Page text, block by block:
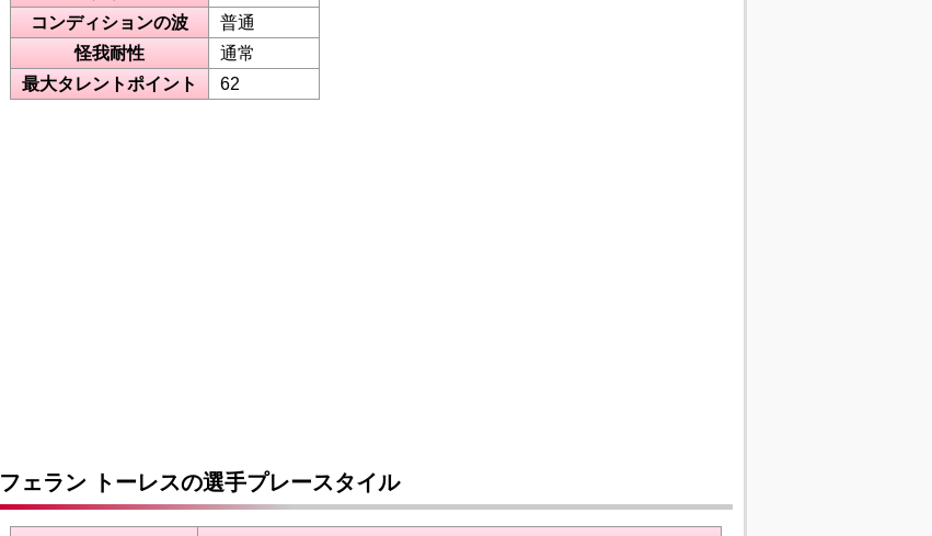
コンディションの波
普通
怪我耐性
通常
最大タレントポイント
62
フェラン トーレスの選手プレースタイル